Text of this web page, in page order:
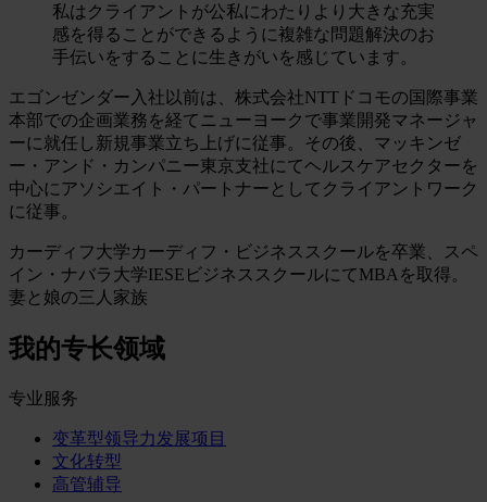
私はクライアントが公私にわたりより大きな充実
感を得ることができるように複雑な問題解決のお
手伝いをすることに生きがいを感じています。
エゴンゼンダー入社以前は、株式会社NTTドコモの国際事業
本部での企画業務を経てニューヨークで事業開発マネージャ
ーに就任し新規事業立ち上げに従事。その後、マッキンゼ
ー・アンド・カンパニー東京支社にてヘルスケアセクターを
中心にアソシエイト・パートナーとしてクライアントワーク
に従事。
カーディフ大学カーディフ・ビジネススクールを卒業、スペ
イン・ナバラ大学IESEビジネススクールにてMBAを取得。
妻と娘の三人家族
我的专长领域
专业服务
变革型领导力发展项目
文化转型
高管辅导